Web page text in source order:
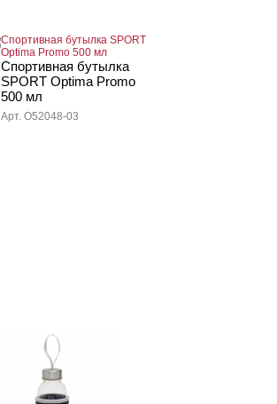
Спортивная бутылка
SPORT Optima Promo
500 мл
Арт. O52048-03